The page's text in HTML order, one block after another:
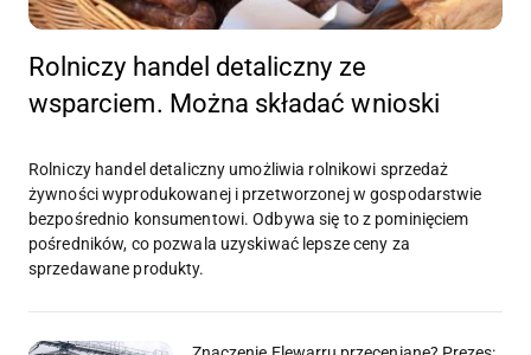
Rolniczy handel detaliczny ze
wsparciem. Można składać wnioski
Rolniczy handel detaliczny umożliwia rolnikowi sprzedaż
żywności wyprodukowanej i przetworzonej w gospodarstwie
bezpośrednio konsumentowi. Odbywa się to z pominięciem
pośredników, co pozwala uzyskiwać lepsze ceny za
sprzedawane produkty.